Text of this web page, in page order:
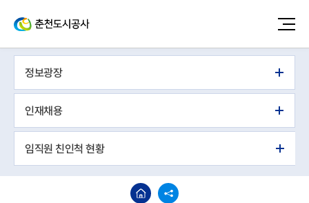
정보광장
인재채용
임직원 친인척 현황